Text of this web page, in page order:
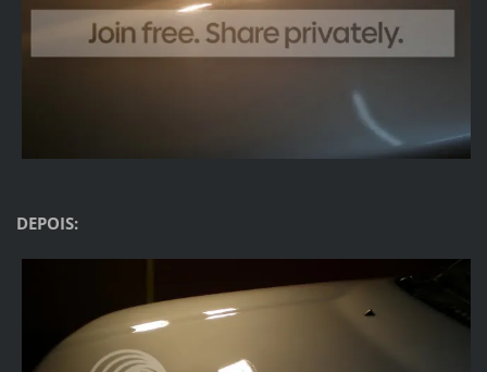
DEPOIS: